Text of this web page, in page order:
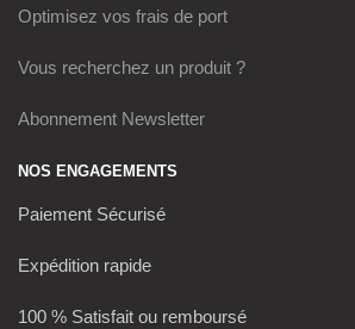
Optimisez vos frais de port
Vous recherchez un produit ?
Abonnement Newsletter
NOS ENGAGEMENTS
Paiement Sécurisé
Expédition rapide
100 % Satisfait ou remboursé